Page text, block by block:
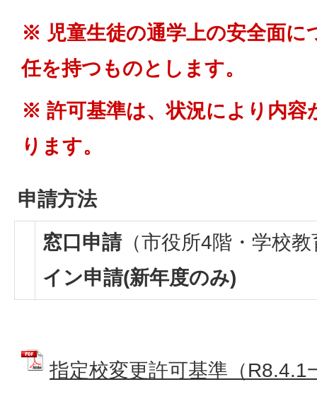
※ 児童生徒の通学上の安全面に
任を持つものとします。
※ 許可基準は、状況により内容
ります。
申請方法
窓口申請（市役所4階・学校
イン申請(新年度のみ)
指定校変更許可基準（R8.4.1